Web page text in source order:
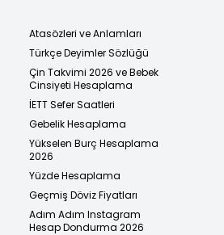
Atasözleri ve Anlamları
Türkçe Deyimler Sözlüğü
Çin Takvimi 2026 ve Bebek
Cinsiyeti Hesaplama
İETT Sefer Saatleri
Gebelik Hesaplama
Yükselen Burç Hesaplama
2026
Yüzde Hesaplama
Geçmiş Döviz Fiyatları
Adım Adım Instagram
Hesap Dondurma 2026